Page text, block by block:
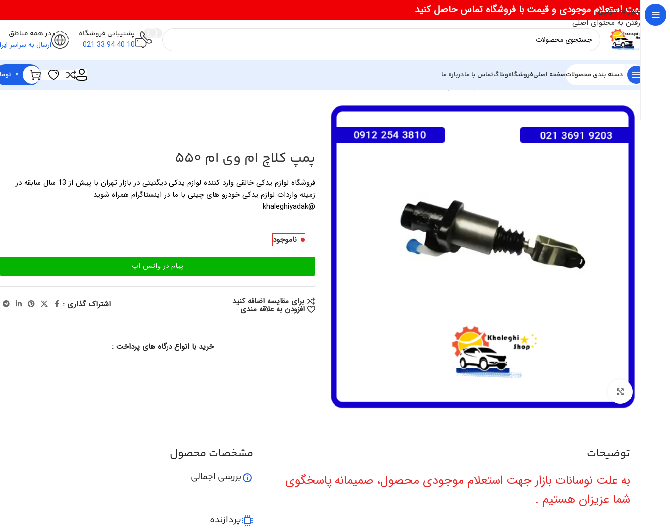
عبور به ناوبری
رفتن به محتوای اصلی
جهت استعلام موجودی و قیمت با فروشگاه تماس حاصل کنید
پشتیبانی فروشگاه
10 40 94 33 021
در همه مناطق
ارسال به سراسر
دسته بندی محصولاتصفحه اصلیفروشگاهوبلاگتماس با مادرباره ما 0
خانه لوازم یدکی ام وی ام
پمپ کلاچ ام وی ام 550
فروشگاه لوازم یدکی خالقی وارد کننده لوازم یدکی دیگنیتی در بازار تهران با پیش از 13 سال سابقه در
زمینه واردات لوازم یدکی خودرو های چینی با ما در اینستاگرام همراه شوید
@khaleghiyadak
ناموجود
پیام در واتس اپ
برای مقایسه اضافه کنید
افزودن به علاقه مندی اشتراک گذاری :
خرید با انواع درگاه های پرداخت :
توضیحات
به علت نوسانات بازار جهت استعلام موجودی محصول، صمیمانه پاسخگوی
شما عزیزان هستیم .
مشخصات محصول
بررسی اجمالی
پردازنده